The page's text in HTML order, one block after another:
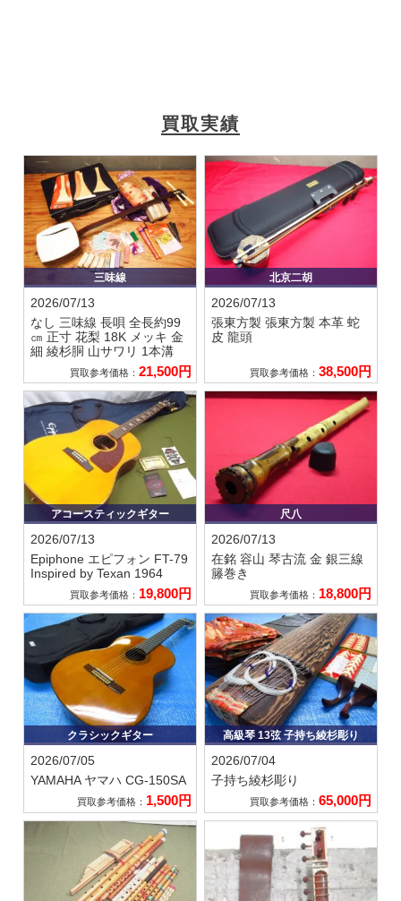
買取実績
三味線
2026/07/13
なし 三味線 長唄 全長約99
㎝ 正寸 花梨 18K メッキ 金
細 綾杉胴 山サワリ 1本溝
買取参考価格： 21,500円
北京二胡
2026/07/13
張東方製 張東方製 本革 蛇
皮 龍頭
買取参考価格：38,500円
アコースティックギター
2026/07/13
Epiphone エピフォン FT-79
Inspired by Texan 1964
買取参考価格： 19,800円
尺八
2026/07/13
在銘 容山 琴古流 金 銀三線
籐巻き
買取参考価格： 18,800円
クラシックギター
2026/07/05
YAMAHA ヤマハ CG-150SA
買取参考価格： 1,500円
高級琴 13弦 子持ち綾杉彫り
2026/07/04
子持ち綾杉彫り
買取参考価格：65,000円